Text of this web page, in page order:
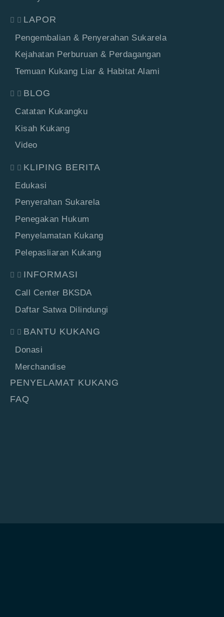
LAPOR
Pengembalian & Penyerahan Sukarela
Kejahatan Perburuan & Perdagangan
Temuan Kukang Liar & Habitat Alami
BLOG
Catatan Kukangku
Kisah Kukang
Video
KLIPING BERITA
Edukasi
Penyerahan Sukarela
Penegakan Hukum
Penyelamatan Kukang
Pelepasliaran Kukang
INFORMASI
Call Center BKSDA
Daftar Satwa Dilindungi
BANTU KUKANG
Donasi
Merchandise
PENYELAMAT KUKANG
FAQ